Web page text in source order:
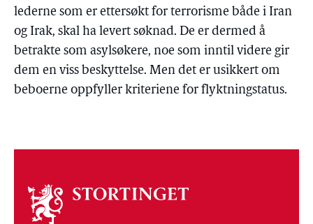
lederne som er ettersøkt for terrorisme både i Iran
og Irak, skal ha levert søknad. De er dermed å
betrakte som asylsøkere, noe som inntil videre gir
dem en viss beskyttelse. Men det er usikkert om
beboerne oppfyller kriteriene for flyktningstatus.
Om
stortinget